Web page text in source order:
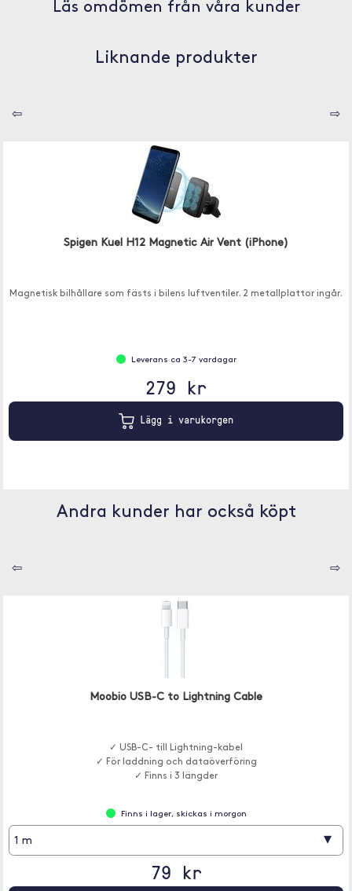
Läs omdömen från våra kunder
Liknande produkter
⇦ ⇨
Spigen Kuel H12 Magnetic Air Vent (iPhone)
Magnetisk bilhållare som fästs i bilens luftventiler. 2 metallplattor ingår.
Leverans ca 3-7 vardagar
279 kr
Lägg i varukorgen
Andra kunder har också köpt
⇦ ⇨
Moobio USB-C to Lightning Cable
✓ USB-C- till Lightning-kabel
✓ För laddning och dataöverföring
✓ Finns i 3 längder
Finns i lager, skickas i morgon
1 m ▾
79 kr